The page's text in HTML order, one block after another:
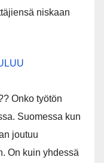
niskaan
Onko työtön
Suomessa kun
joutuu
On kuin yhdessä